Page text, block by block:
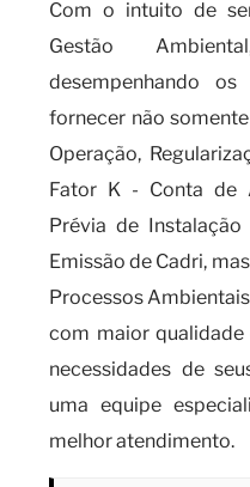
Com o intuito de
Gestão
desempenhando
fornecer não
Operação,
Fator K - Conta de
Prévia de
Emissão de Cadri,
Processos
com maior qualidade
necessidades de
uma equipe
melhor atendimento.